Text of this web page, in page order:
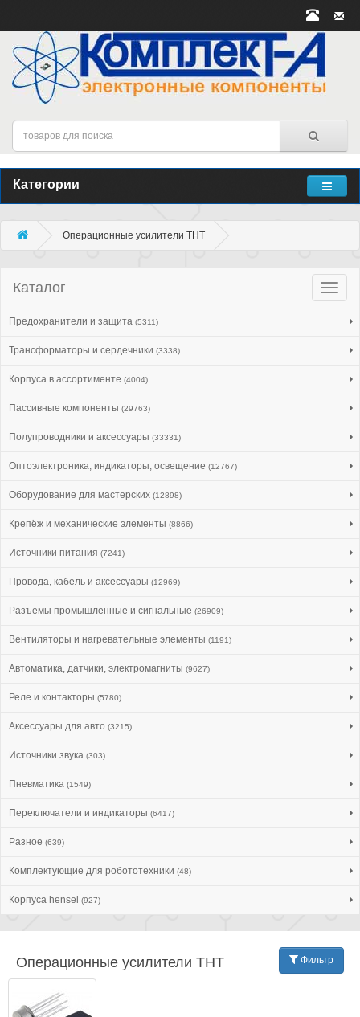
Категории
Операционные усилители THT
Каталог
Предохранители и защита (5311)
Трансформаторы и сердечники (3338)
Корпуса в ассортименте (4004)
Пассивные компоненты (29763)
Полупроводники и аксессуары (33331)
Оптоэлектроника, индикаторы, освещение (12767)
Оборудование для мастерских (12898)
Крепёж и механические элементы (8866)
Источники питания (7241)
Провода, кабель и аксессуары (12969)
Разъемы промышленные и сигнальные (26909)
Вентиляторы и нагревательные элементы (1191)
Автоматика, датчики, электромагниты (9627)
Реле и контакторы (5780)
Аксессуары для авто (3215)
Источники звука (303)
Пневматика (1549)
Переключатели и индикаторы (6417)
Разное (639)
Комплектующие для робототехники (48)
Корпуса hensel (927)
Фильтр
Операционные усилители THT